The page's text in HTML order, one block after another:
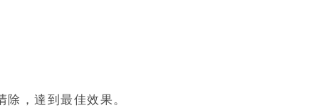
，達到最佳效果。